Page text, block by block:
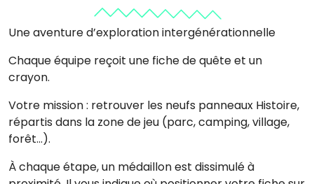
Une aventure d’exploration intergénérationnelle
Chaque équipe reçoit une fiche de quête et un
crayon.
Votre mission : retrouver les neufs panneaux Histoire,
répartis dans la zone de jeu (parc, camping, village,
forêt…).
À chaque étape, un médaillon est dissimulé à